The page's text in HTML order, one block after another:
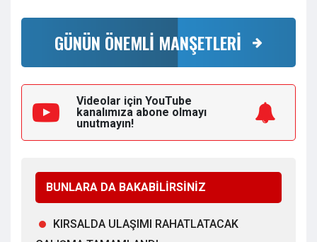
GÜNÜN ÖNEMLİ MANŞETLERİ
Videolar için YouTube
kanalımıza abone olmayı
unutmayın!
BUNLARA DA BAKABİLİRSİNİZ
KIRSALDA ULAŞIMI RAHATLATACAK